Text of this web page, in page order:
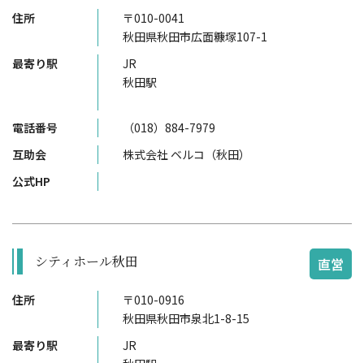
住所
〒010-0041
秋田県秋田市広面糠塚107-1
最寄り駅
JR
秋田駅
電話番号
（018）884-7979
互助会
株式会社 ベルコ（秋田）
公式HP
シティホール秋田 直営
住所
〒010-0916
秋田県秋田市泉北1-8-15
最寄り駅
JR